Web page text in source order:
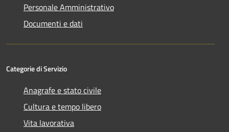
Personale Amministrativo
Documenti e dati
Categorie di Servizio
Anagrafe e stato civile
Cultura e tempo libero
Vita lavorativa